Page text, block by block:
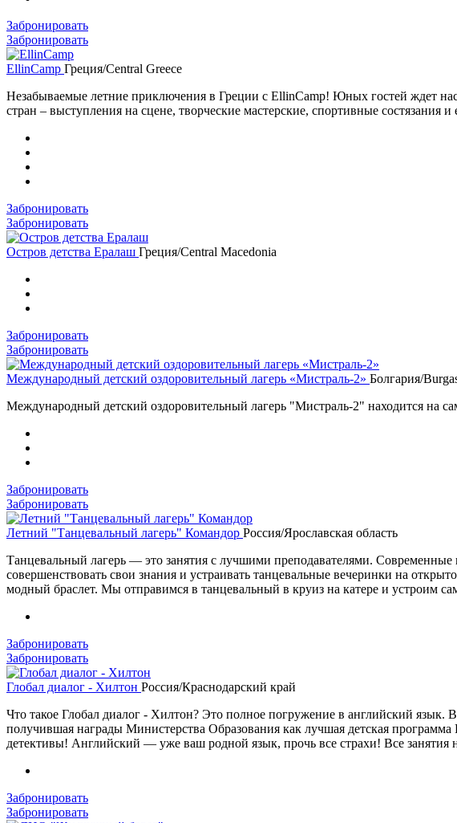
Забронировать
Забронировать
EllinCamp Греция/Central Greece
Незабываемые летние приключения в Греции c EllinCamp! Юных гостей ждет
стран – выступления на сцене, творческие мастерские, спортивные
Забронировать
Забронировать
Остров детства Ералаш Греция/Central Macedonia
Забронировать
Забронировать
Международный детский оздоровительный лагерь «Мистраль-2» Болгария/
Международный детский оздоровительный лагерь "Мистраль-2" находится на
Забронировать
Забронировать
Летний "Танцевальный лагерь" Командор Россия/Ярославская область
Танцевальный лагерь — это занятия с лучшими преподавателями.
совершенствовать свои знания и устраивать танцевальные вечеринки на
модный браслет. Мы отправимся в танцевальный в круиз на катере и устроим
Забронировать
Забронировать
Глобал диалог - Хилтон Россия/Краснодарский край
Что такое Глобал диалог - Хилтон? Это полное погружение в английский язык.
получившая награды Министерства Образования как лучшая детская
детективы! Английский — уже ваш родной язык, прочь все страхи! Все
Забронировать
Забронировать